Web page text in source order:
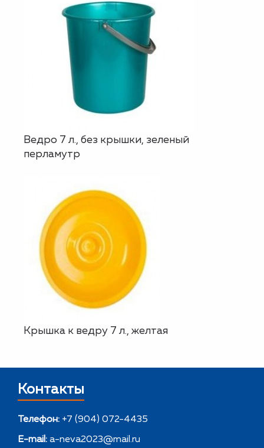
Ведро 7 л., без крышки, зеленый
перламутр
Крышка к ведру 7 л., желтая
Контакты
Телефон: +7 (904) 072-4435
E-mail: a-neva2023@mail.ru